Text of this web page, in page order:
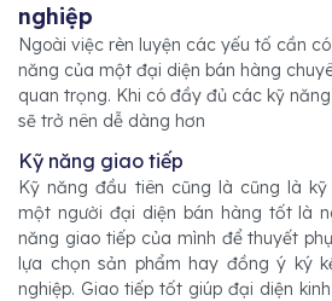
nghiệp
Ngoài việc rèn luyện các yếu tố cần
năng của một đại diện bán hàng
quan trọng. Khi có đầy đủ các kỹ
sẽ trở nên dễ dàng hơn
Kỹ năng giao tiếp
Kỹ năng đầu tiên cũng là cũng là
một người đại diện bán hàng tốt là
năng giao tiếp của mình để thuyết
lựa chọn sản phẩm hay đồng ý ký
nghiệp. Giao tiếp tốt giúp đại diện